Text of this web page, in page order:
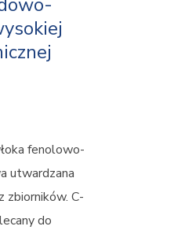
fenolowo-
utwardzana
zbiorników. C-
do